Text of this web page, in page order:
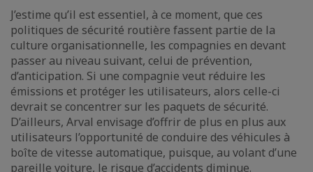
J’estime qu’il est essentiel, à ce moment, que ces
politiques de sécurité routière fassent partie de la
culture organisationnelle, les compagnies en devant
passer au niveau suivant, celui de prévention,
d’anticipation. Si une compagnie veut réduire les
émissions et protéger les utilisateurs, alors celle-ci
devrait se concentrer sur les paquets de sécurité.
D’ailleurs, Arval envisage d’offrir de plus en plus aux
utilisateurs l’opportunité de conduire des véhicules à
boîte de vitesse automatique, puisque, au volant d’une
pareille voiture, le risque d’accidents diminue.